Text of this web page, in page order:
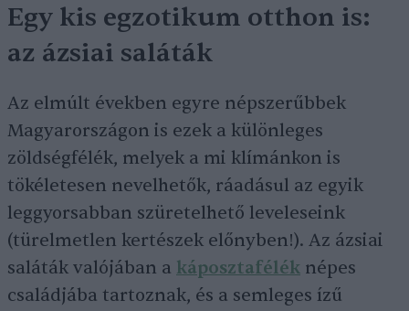
Egy kis egzotikum otthon is:
az ázsiai saláták
Az elmúlt években egyre népszerűbbek
Magyarországon is ezek a különleges
zöldségfélék, melyek a mi klímánkon is
tökéletesen nevelhetők, ráadásul az egyik
leggyorsabban szüretelhető leveleseink
(türelmetlen kertészek előnyben!). Az ázsiai
saláták valójában a káposztafélék népes
családjába tartoznak, és a semleges ízű